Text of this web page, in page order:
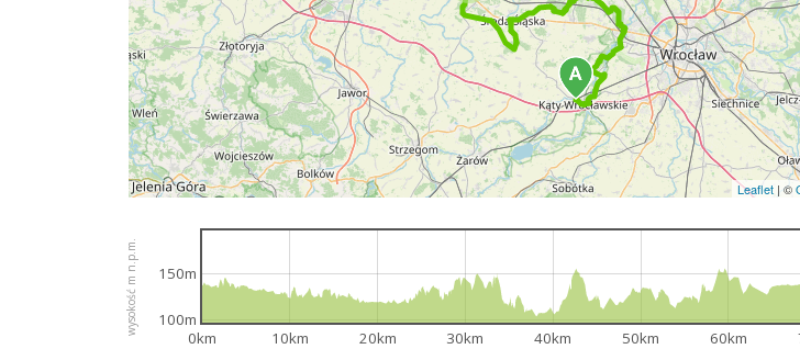
Leaflet | ©
wysokość m n.p.m.
0km 10km 20km 30km 40km 50km 60km
100m
150m